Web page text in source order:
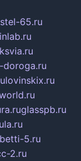
65.ru
lovinskix.ru
glasspb.ru
5.ru
2.ru